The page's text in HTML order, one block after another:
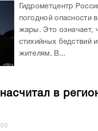
Гидрометцентр
погодной опасности
жары. Это означает,
стихийных бедствий
жителям. В...
в